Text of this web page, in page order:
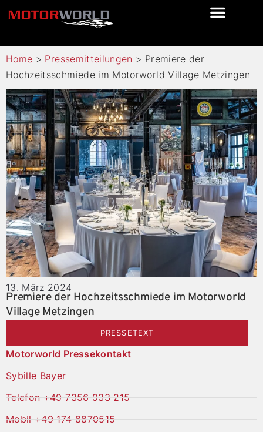
Home > Pressemitteilungen > Premiere der
Hochzeitsschmiede im Motorworld Village Metzingen
13. März 2024
Premiere der Hochzeitsschmiede im Motorworld
Village Metzingen
PRESSETEXT
Motorworld Pressekontakt
Sybille Bayer
Telefon +49 7356 933 215
Mobil +49 174 8870515